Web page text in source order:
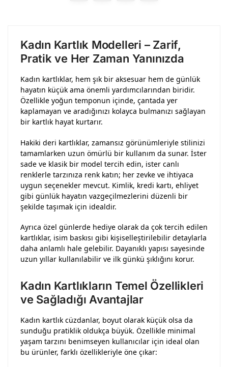
Kadın Kartlık Modelleri – Zarif,
Pratik ve Her Zaman Yanınızda
Kadın kartlıklar, hem şık bir aksesuar hem de günlük
hayatın küçük ama önemli yardımcılarından biridir.
Özellikle yoğun temponun içinde, çantada yer
kaplamayan ve aradığınızı kolayca bulmanızı sağlayan
bir kartlık hayat kurtarır.
Hakiki deri kartlıklar, zamansız görünümleriyle stilinizi
tamamlarken uzun ömürlü bir kullanım da sunar. İster
sade ve klasik bir model tercih edin, ister canlı
renklerle tarzınıza renk katın; her zevke ve ihtiyaca
uygun seçenekler mevcut. Kimlik, kredi kartı, ehliyet
gibi günlük hayatın vazgeçilmezlerini düzenli bir
şekilde taşımak için idealdir.
Ayrıca özel günlerde hediye olarak da çok tercih edilen
kartlıklar, isim baskısı gibi kişiselleştirilebilir detaylarla
daha anlamlı hale gelebilir. Dayanıklı yapısı sayesinde
uzun yıllar kullanılabilir ve ilk günkü şıklığını korur.
Kadın Kartlıkların Temel Özellikleri
ve Sağladığı Avantajlar
Kadın kartlık cüzdanlar, boyut olarak küçük olsa da
sunduğu pratiklik oldukça büyük. Özellikle minimal
yaşam tarzını benimseyen kullanıcılar için ideal olan
bu ürünler, farklı özellikleriyle öne çıkar: